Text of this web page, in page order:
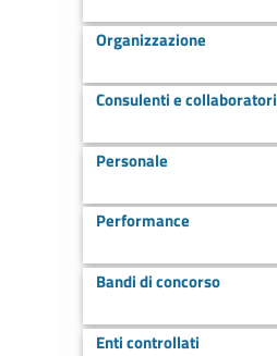
Organizzazione
Consulenti e collaboratori
Personale
Performance
Bandi di concorso
Enti controllati